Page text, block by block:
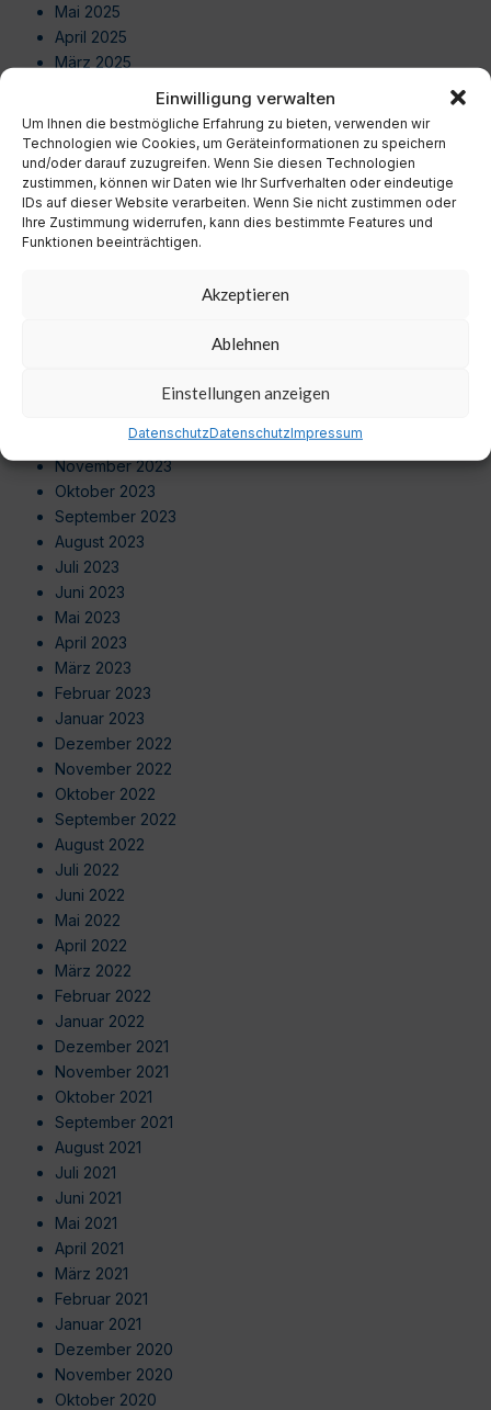
Einwilligung verwalten
Um Ihnen die bestmögliche Erfahrung zu bieten, verwenden wir
Technologien wie Cookies, um Geräteinformationen zu speichern
und/oder darauf zuzugreifen. Wenn Sie diesen Technologien
zustimmen, können wir Daten wie Ihr Surfverhalten oder eindeutige
IDs auf dieser Website verarbeiten. Wenn Sie nicht zustimmen oder
Ihre Zustimmung widerrufen, kann dies bestimmte Features und
Funktionen beeinträchtigen.
Akzeptieren
Ablehnen
Einstellungen anzeigen
DatenschutzDatenschutzImpressum
Mai 2025
April 2025
März 2025
Dezember 2024
November 2024
Oktober 2024
September 2024
August 2024
Dezember 2023
November 2023
Oktober 2023
September 2023
August 2023
Juli 2023
Juni 2023
Mai 2023
April 2023
März 2023
Februar 2023
Januar 2023
Dezember 2022
November 2022
Oktober 2022
September 2022
August 2022
Juli 2022
Juni 2022
Mai 2022
April 2022
März 2022
Februar 2022
Januar 2022
Dezember 2021
November 2021
Oktober 2021
September 2021
August 2021
Juli 2021
Juni 2021
Mai 2021
April 2021
März 2021
Februar 2021
Januar 2021
Dezember 2020
November 2020
Oktober 2020